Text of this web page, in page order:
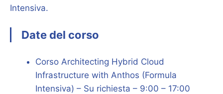
Intensiva.
Date del corso
Corso Architecting Hybrid Cloud
Infrastructure with Anthos (Formula
Intensiva) – Su richiesta – 9:00 – 17:00